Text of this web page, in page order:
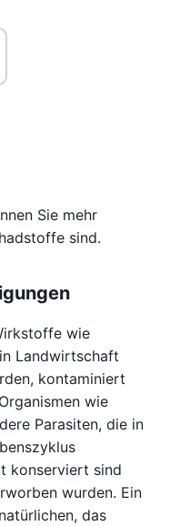
Sie mehr
sind.
wie
Landwirtschaft
kontaminiert
wie
Parasiten, die in
konserviert sind
wurden. Ein
das